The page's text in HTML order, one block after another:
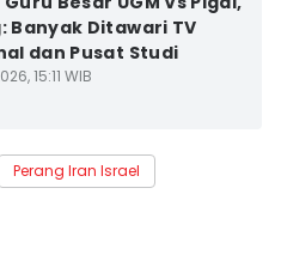
Banyak Ditawari TV
dan Pusat Studi
15:11 WIB
Perang Iran Israel